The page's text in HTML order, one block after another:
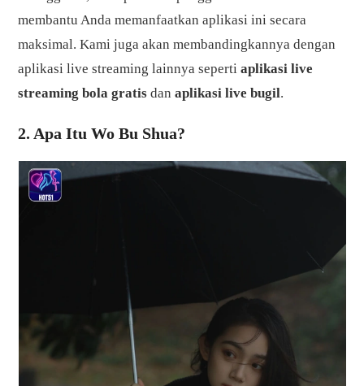
membantu Anda memanfaatkan aplikasi ini secara
maksimal. Kami juga akan membandingkannya dengan
aplikasi live streaming lainnya sepertiaplikasi live
streaming bola gratis danaplikasi live bugil.
2. Apa Itu Wo Bu Shua?